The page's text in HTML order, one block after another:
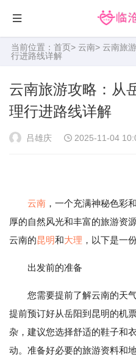
当前位置： 首页> 云南> 云南旅
行进路线详解
云南旅游攻略：从
理行进路线详解
吕雄庆 2025-11-04
云南 ，一个充满神秘色彩
厚的自然风光和丰富的旅游资
云南的昆明和大理 ，以下是一
出发前的准备
您需要提前了解云南的天
提前预订好从岳阳到昆明的机
杂，建议您选择舒适的鞋子和
动。准备好必要的旅游资料和